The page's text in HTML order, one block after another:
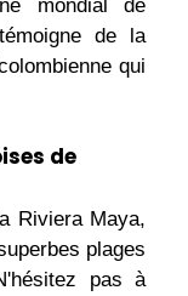
mondial de
de la
qui
de
Riviera Maya,
plages
pas à